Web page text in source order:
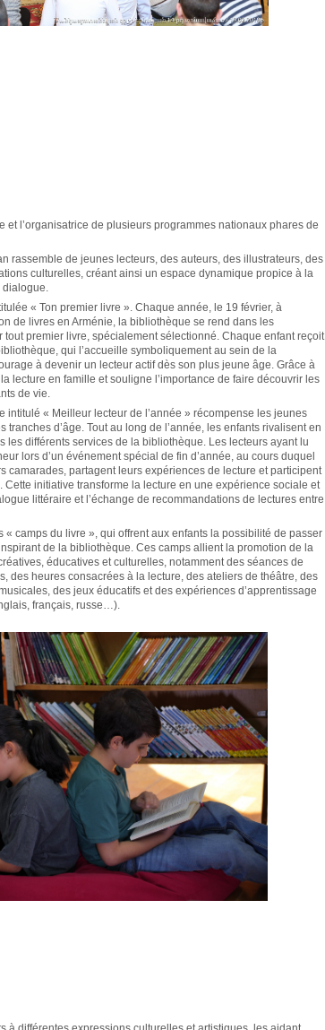
et l’organisatrice de plusieurs programmes nationaux phares de
rassemble de jeunes lecteurs, des auteurs, des illustrateurs, des
culturelles, créant ainsi un espace dynamique propice à la
dialogue.
« Ton premier livre ». Chaque année, le 19 février, à
de livres en Arménie, la bibliothèque se rend dans les
premier livre, spécialement sélectionné. Chaque enfant reçoit
qui l’accueille symboliquement au sein de la
à devenir un lecteur actif dès son plus jeune âge. Grâce à
lecture en famille et souligne l’importance de faire découvrir les
de vie.
intitulé « Meilleur lecteur de l’année » récompense les jeunes
tranches d’âge. Tout au long de l’année, les enfants rivalisent en
les différents services de la bibliothèque. Les lecteurs ayant lu
lors d’un événement spécial de fin d’année, au cours duquel
camarades, partagent leurs expériences de lecture et participent
Cette initiative transforme la lecture en une expérience sociale et
littéraire et l’échange de recommandations de lectures entre
camps du livre », qui offrent aux enfants la possibilité de passer
de la bibliothèque. Ces camps allient la promotion de la
éducatives et culturelles, notamment des séances de
des heures consacrées à la lecture, des ateliers de théâtre, des
des jeux éducatifs et des expériences d’apprentissage
français, russe…).